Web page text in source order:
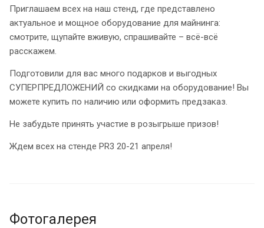
Приглашаем всех на наш стенд, где представлено
актуальное и мощное оборудование для майнинга:
смотрите, щупайте вживую, спрашивайте – всё-всё
расскажем.
Подготовили для вас много подарков и выгодных
СУПЕРПРЕДЛОЖЕНИЙ со скидками на оборудование! Вы
можете купить по наличию или оформить предзаказ.
Не забудьте принять участие в розыгрыше призов!
Ждем всех на стенде PR3 20-21 апреля!
Фотогалерея